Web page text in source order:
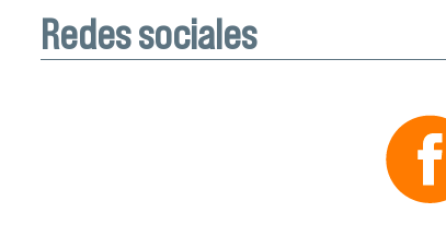
Redes sociales